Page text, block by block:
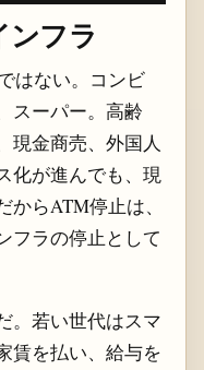
フラ
はない。コンビ
スーパー。高齢
現金商売、外国人
化が進んでも、現
らATM停止は、
フラの停止として
。若い世代はスマ
賃を払い、給与を